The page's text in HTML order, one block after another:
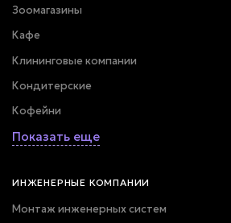
Зоомагазины
Кафе
Клининговые компании
Кондитерские
Кофейни
Показать еще
ИНЖЕНЕРНЫЕ КОМПАНИИ
Монтаж инженерных систем